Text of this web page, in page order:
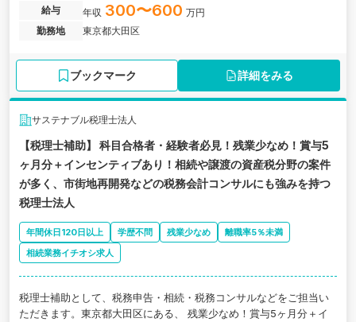
再開発などの税務会計コンサルにも強い税理士法人の求人です。
給与 年収 300〜600 万円
勤務地
東京都大田区
ブックマーク 詳細をみる
サステナブル税理士法人
【税理士補助】 科目合格者・経験者必見！残業少なめ！賞与5
ヶ月分＋インセンティブあり！相続や譲渡の資産税分野の案件
が多く、市街地再開発などの税務会計コンサルにも強みを持つ
税理士法人
年間休日120日以上 学歴不問 残業少なめ
離職率5％未満
相続業務イチオシ求人
税理士補助として、税務申告・相続・税務コンサルなどをご担当い
ただきます。東京都大田区にある、 残業少なめ！賞与5ヶ月分＋イ